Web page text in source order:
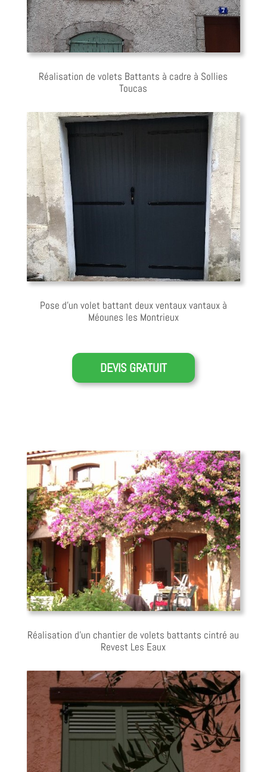
Réalisation de volets Battants à cadre à Sollies
Toucas
Pose d’un volet battant deux ventaux vantaux à
Méounes les Montrieux
DEVIS GRATUIT
Réalisation d’un chantier de volets battants cintré au
Revest Les Eaux